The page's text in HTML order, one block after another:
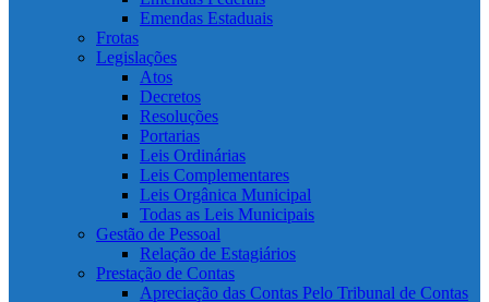
Emendas Estaduais
Frotas
Legislações
Atos
Decretos
Resoluções
Portarias
Leis Ordinárias
Leis Complementares
Leis Orgânica Municipal
Todas as Leis Municipais
Gestão de Pessoal
Relação de Estagiários
Prestação de Contas
Apreciação das Contas Pelo Tribunal de Contas